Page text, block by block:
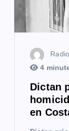
n
4
Dictan
en